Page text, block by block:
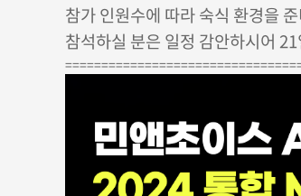
참가 인원수에 따라 숙식 환경을
참석하실 분은 일정 감안하시어